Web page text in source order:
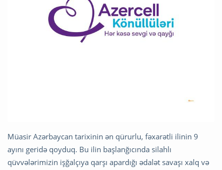
Müasir Azərbaycan tarixinin ən qürurlu, fəxarətli ilinin 9
ayını geridə qoyduq. Bu ilin başlanğıcında silahlı
qüvvələrimizin işğalçıya qarşı apardığı ədalət savaşı xalq və